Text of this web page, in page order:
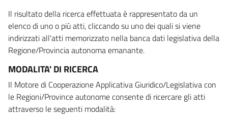
Il risultato della ricerca effettuata è rappresentato da un
elenco di uno o più atti, cliccando su uno dei quali si viene
indirizzati all'atti memorizzato nella banca dati legislativa della
Regione/Provincia autonoma emanante.
MODALITA' DI RICERCA
Il Motore di Cooperazione Applicativa Giuridico/Legislativa con
le Regioni/Province autonome consente di ricercare gli atti
attraverso le seguenti modalità: